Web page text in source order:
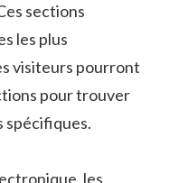
sections
les plus
visiteurs pourront
pour trouver
spécifiques.
les